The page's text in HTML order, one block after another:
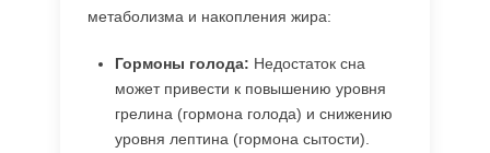
метаболизма и накопления жира:
Гормоны голода: Недостаток сна
может привести к повышению уровня
грелина (гормона голода) и снижению
уровня лептина (гормона сытости).